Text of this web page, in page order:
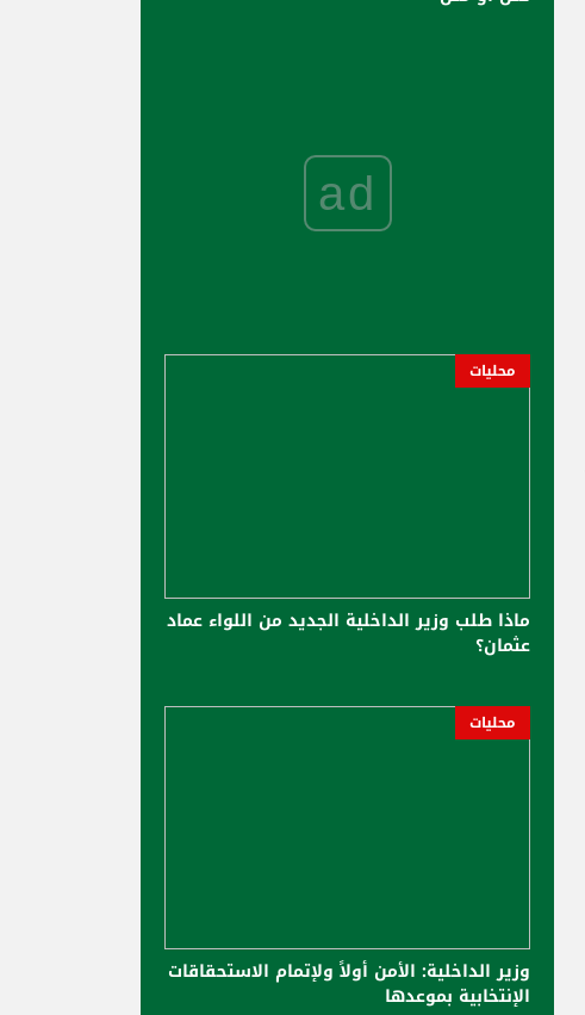
ad
محليات
ماذا طلب وزير الداخلية الجديد من اللواء عماد
عثمان؟
محليات
وزير الداخلية: الأمن أولاً ولإتمام الاستحقاقات
الإنتخابية بموعدها